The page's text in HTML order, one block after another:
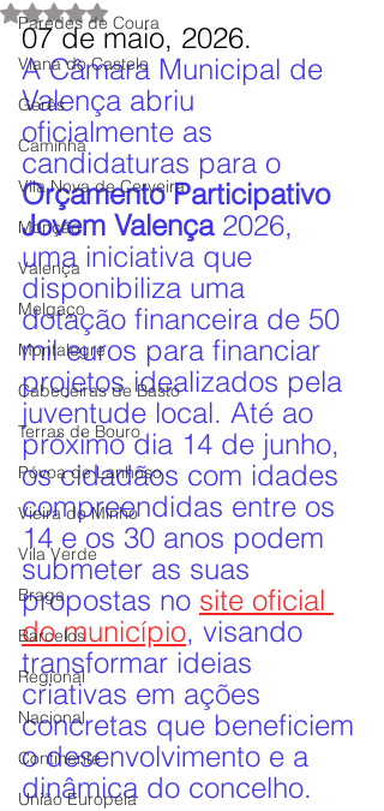
Paredes de Coura
Viana do Castelo
Gerês
Caminha
Vila Nova de Cerveira
Monção
Valença
Melgaço
Montalegre
Cabeceiras de Basto
Terras de Bouro
Póvoa de Lanhoso
Vieira do Minho
Vila Verde
Braga
Barcelos
Regional
Nacional
Continente
União Europeia
Avaliado com NaN de 5 estrelas.
07 de maio, 2026.
A Câmara Municipal de
Valença abriu
oficialmente as
candidaturas para o
Orçamento Participativo
Jovem Valença 2026,
uma iniciativa que
disponibiliza uma
dotação financeira de 50
mil euros para financiar
projetos idealizados pela
juventude local. Até ao
próximo dia 14 de junho,
os cidadãos com idades
compreendidas entre os
14 e os 30 anos podem
submeter as suas
propostas no site oficial
do município, visando
transformar ideias
criativas em ações
concretas que beneficiem
o desenvolvimento e a
dinâmica do concelho.